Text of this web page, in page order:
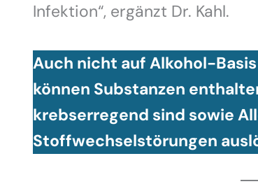
Infektion“, ergänzt Dr. Kahl.
Auch nicht auf Alkohol-
können Substanzen
krebserregend sind sowie
Stoffwechselstörungen